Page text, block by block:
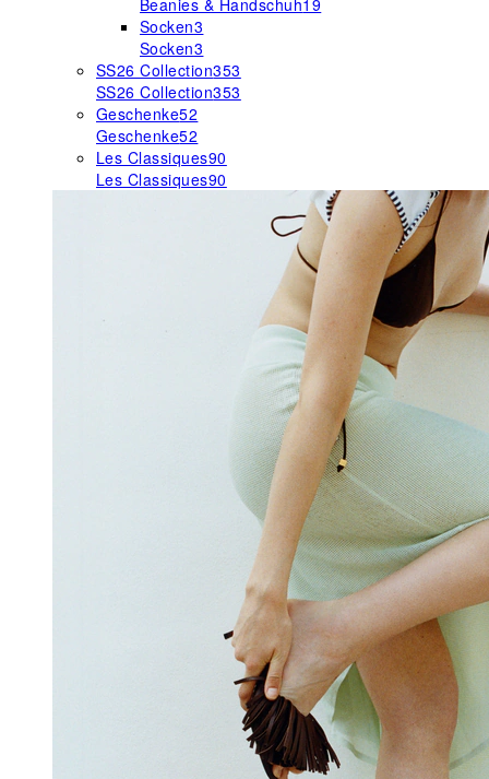
Beanies & Handschuh19
Socken3
Socken3
SS26 Collection353
SS26 Collection353
Geschenke52
Geschenke52
Les Classiques90
Les Classiques90